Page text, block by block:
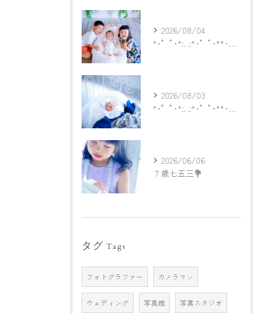
2026/08/04
*･゜ﾟ･*:. .:*･゜ﾟ･**･゜ﾟ･*:.
2026/08/03
*･゜ﾟ･*:. .:*･゜ﾟ･**･゜ﾟ･*:.
2026/06/06
７歳七五三💐
タグ Tags
フォトグラファー カメラマン
ウェディング 写真館 写真スタジオ